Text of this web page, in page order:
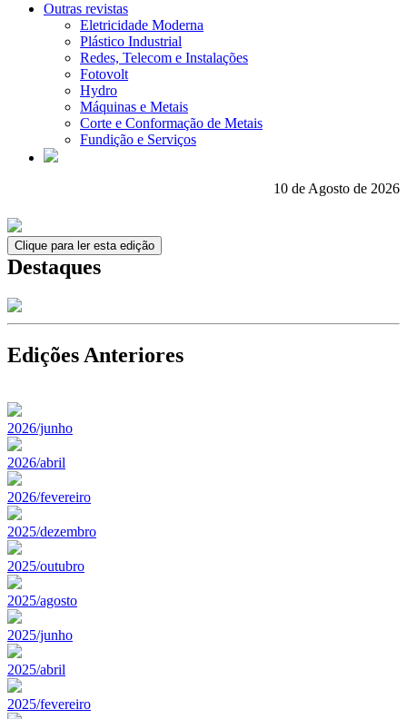
Outras revistas
Eletricidade Moderna
Plástico Industrial
Redes, Telecom e Instalações
Fotovolt
Hydro
Máquinas e Metais
Corte e Conformação de Metais
Fundição e Serviços
10 de Agosto de 2026
Clique para ler esta edição
Destaques
Edições Anteriores
2026/junho
2026/abril
2026/fevereiro
2025/dezembro
2025/outubro
2025/agosto
2025/junho
2025/abril
2025/fevereiro